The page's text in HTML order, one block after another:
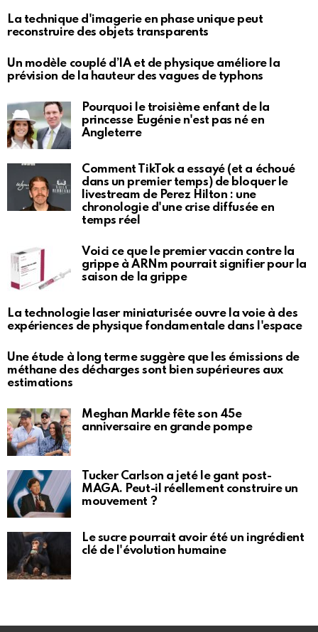
La technique d'imagerie en phase unique peut
reconstruire des objets transparents
Un modèle couplé d’IA et de physique améliore la
prévision de la hauteur des vagues de typhons
Pourquoi le troisième enfant de la
princesse Eugénie n'est pas né en
Angleterre
Comment TikTok a essayé (et a échoué
dans un premier temps) de bloquer le
livestream de Perez Hilton : une
chronologie d'une crise diffusée en
temps réel
Voici ce que le premier vaccin contre la
grippe à ARNm pourrait signifier pour la
saison de la grippe
La technologie laser miniaturisée ouvre la voie à des
expériences de physique fondamentale dans l'espace
Une étude à long terme suggère que les émissions de
méthane des décharges sont bien supérieures aux
estimations
Meghan Markle fête son 45e
anniversaire en grande pompe
Tucker Carlson a jeté le gant post-
MAGA. Peut-il réellement construire un
mouvement ?
Le sucre pourrait avoir été un ingrédient
clé de l'évolution humaine